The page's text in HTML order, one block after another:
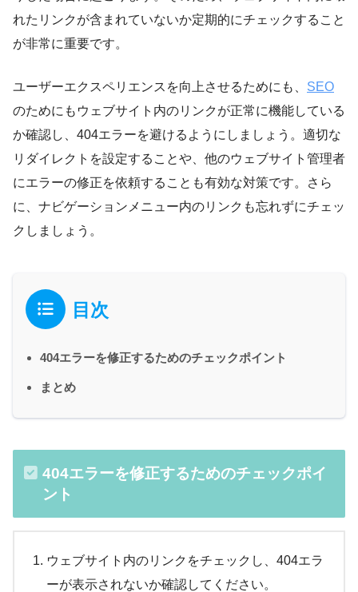
れたリンクが含まれていないか定期的にチェックすること
が非常に重要です。
ユーザーエクスペリエンスを向上させるためにも、 SEO
のためにもウェブサイト内のリンクが正常に機能している
か確認し、404エラーを避けるようにしましょう。適切な
リダイレクトを設定することや、他のウェブサイト管理者
にエラーの修正を依頼することも有効な対策です。さら
に、ナビゲーションメニュー内のリンクも忘れずにチェッ
クしましょう。
目次
404エラーを修正するためのチェックポイント
まとめ
404エラーを修正するためのチェックポイ
ント
ウェブサイト内のリンクをチェックし、404エラ
ーが表示されないか確認してください。